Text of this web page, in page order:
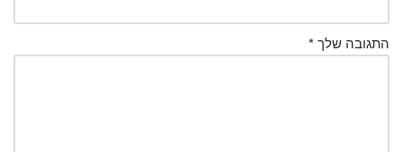
התגובה שלך *